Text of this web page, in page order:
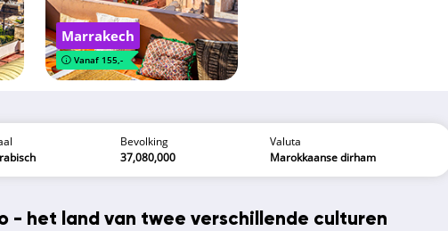
Marrakech
Vanaf 155,-
Bevolking
37,080,000
Valuta
Marokkaanse dirham
- het land van twee verschillende culturen